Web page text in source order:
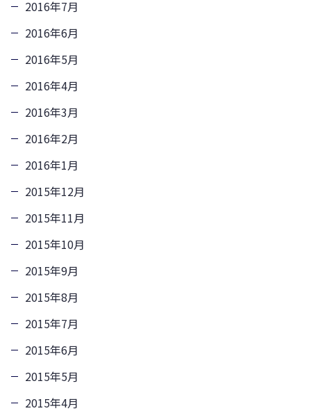
2016年7月
2016年6月
2016年5月
2016年4月
2016年3月
2016年2月
2016年1月
2015年12月
2015年11月
2015年10月
2015年9月
2015年8月
2015年7月
2015年6月
2015年5月
2015年4月